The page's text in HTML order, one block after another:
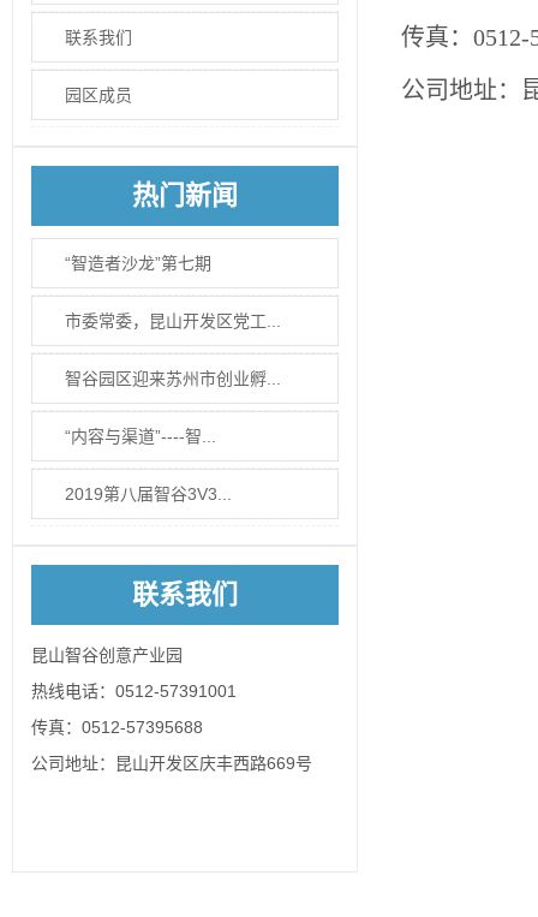
联系我们
园区成员
热门新闻
“智造者沙龙”第七期
市委常委，昆山开发区党工...
智谷园区迎来苏州市创业孵...
“内容与渠道”----智...
2019第八届智谷3V3...
联系我们
昆山智谷创意产业园
热线电话：0512-57391001
传真：0512-57395688
公司地址：昆山开发区庆丰西路669号
传真：0512-
公司地址：